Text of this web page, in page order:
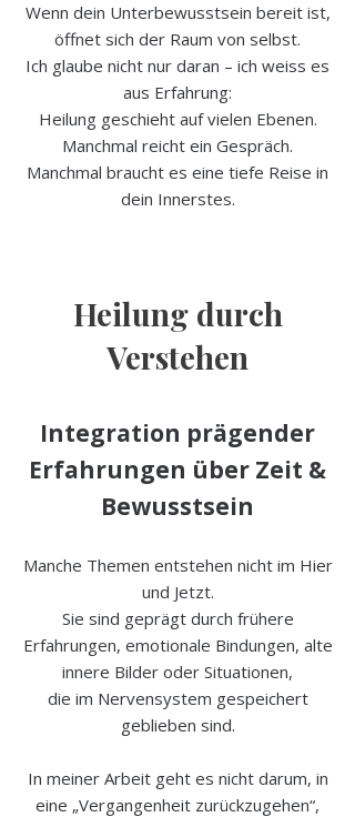
Wenn dein Unterbewusstsein bereit ist,
öffnet sich der Raum von selbst.
Ich glaube nicht nur daran – ich weiss es
aus Erfahrung:
Heilung geschieht auf vielen Ebenen.
Manchmal reicht ein Gespräch.
Manchmal braucht es eine tiefe Reise in
dein Innerstes.
Heilung durch
Verstehen
Integration prägender
Erfahrungen über Zeit &
Bewusstsein
Manche Themen entstehen nicht im Hier
und Jetzt.
Sie sind geprägt durch frühere
Erfahrungen, emotionale Bindungen, alte
innere Bilder oder Situationen,
die im Nervensystem gespeichert
geblieben sind.
In meiner Arbeit geht es nicht darum, in
eine „Vergangenheit zurückzugehen“,